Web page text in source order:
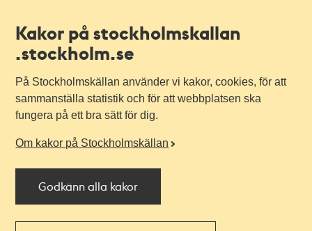
Kakor på stockholmskallan
.stockholm.se
På Stockholmskällan använder vi kakor, cookies, för att
sammanställa statistik och för att webbplatsen ska
fungera på ett bra sätt för dig.
Om kakor på Stockholmskällan
Godkänn alla kakor